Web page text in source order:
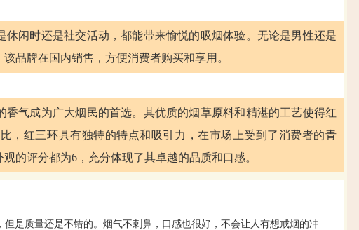
闲时还是社交活动，都能带来愉悦的吸烟体验。无论是男性还是
品牌在国内销售，方便消费者购买和享用。
气成为广大烟民的首选。其优质的烟草原料和精湛的工艺使得红
，红三环具有独特的特点和吸引力，在市场上受到了消费者的青
的评分都为6，充分体现了其卓越的品质和口感。
是质量还是不错的。烟气不刺鼻，口感也很好，不会让人有想戒烟的冲